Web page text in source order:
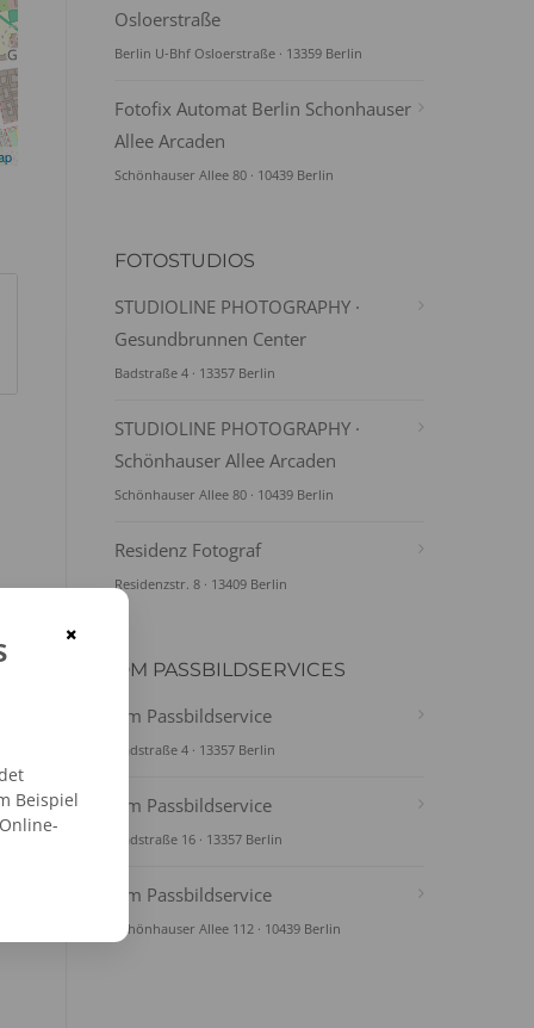
Osloerstraße
Berlin U-Bhf Osloerstraße · 13359 Berlin
Fotofix Automat Berlin Schonhauser
Allee Arcaden
Schönhauser Allee 80 · 10439 Berlin
FOTOSTUDIOS
STUDIOLINE PHOTOGRAPHY ·
Gesundbrunnen Center
Badstraße 4 · 13357 Berlin
STUDIOLINE PHOTOGRAPHY ·
Schönhauser Allee Arcaden
Schönhauser Allee 80 · 10439 Berlin
Residenz Fotograf
Residenzstr. 8 · 13409 Berlin
DM PASSBILDSERVICES
dm Passbildservice
Badstraße 4 · 13357 Berlin
dm Passbildservice
Badstraße 16 · 13357 Berlin
dm Passbildservice
Schönhauser Allee 112 · 10439 Berlin
×
Beispiel